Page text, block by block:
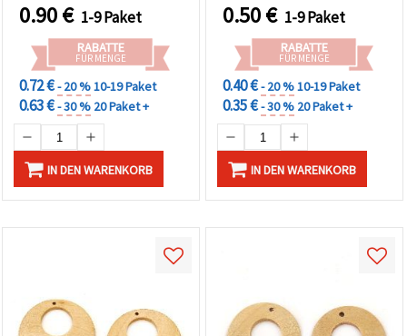
0.90€ 1-9 Paket
RABATTE
FÜR MENGE
0.72 €- 20 %10-19 Paket
0.63 €- 30 % 20 Paket +
IN DEN WARENKORB
0.50€ 1-9 Paket
RABATTE
FÜR MENGE
0.40 €- 20 %10-19 Paket
0.35 €- 30 % 20 Paket +
IN DEN WARENKORB